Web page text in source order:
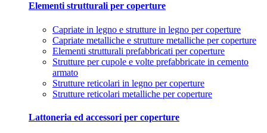
Elementi strutturali per coperture
Capriate in legno e strutture in legno per coperture
Capriate metalliche e strutture metalliche per coperture
Elementi strutturali prefabbricati per coperture
Strutture per cupole e volte prefabbricate in cemento
armato
Strutture reticolari in legno per coperture
Strutture reticolari metalliche per coperture
Lattoneria ed accessori per coperture